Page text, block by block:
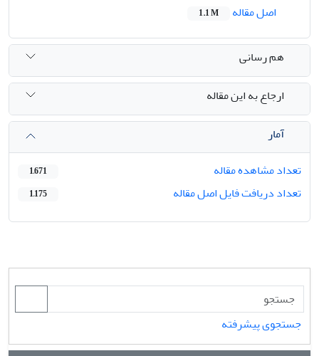
اصل مقاله
1.1 M
هم رسانی
ارجاع به این مقاله
آمار
تعداد مشاهده مقاله
1,671
تعداد دریافت فایل اصل مقاله 1,175
جستجوی پیشرفته